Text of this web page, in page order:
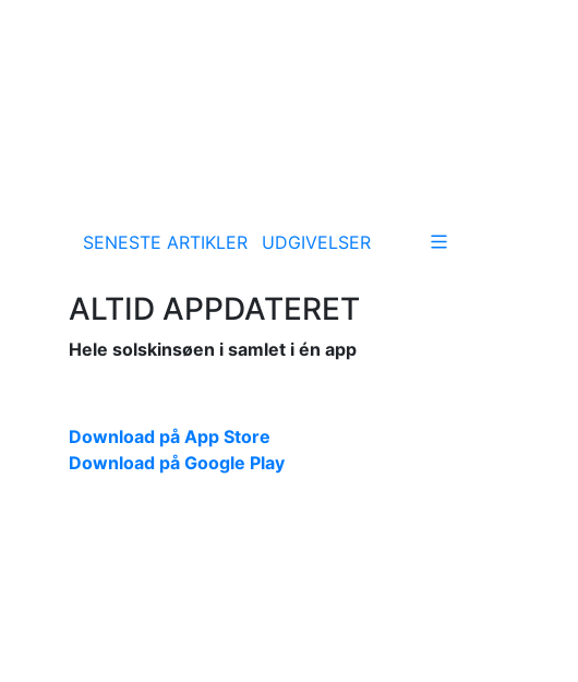
SENESTE ARTIKLER UDGIVELSER
ALTID APPDATERET
Hele solskinsøen i samlet i én app
Download på App Store
Download på Google Play